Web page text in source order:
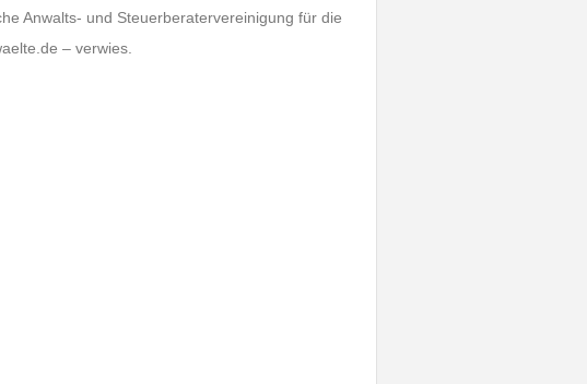
Anwalts- und Steuerberatervereinigung für die
– verwies.